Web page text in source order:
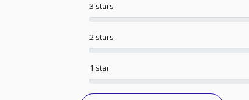
1 star
2 stars
3 stars